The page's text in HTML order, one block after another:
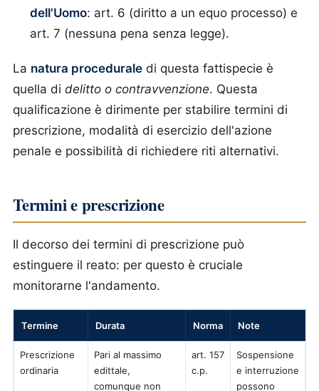
dell'Uomo: art. 6 (diritto a un equo processo) e
art. 7 (nessuna pena senza legge).
La natura procedurale di questa fattispecie è
quella di delitto o contravvenzione. Questa
qualificazione è dirimente per stabilire termini di
prescrizione, modalità di esercizio dell'azione
penale e possibilità di richiedere riti alternativi.
Termini e prescrizione
Il decorso dei termini di prescrizione può
estinguere il reato: per questo è cruciale
monitorarne l'andamento.
Termine Durata Norma Note
Prescrizione
ordinaria
Pari al massimo
edittale,
comunque non
art. 157
c.p.
Sospensione
e interruzione
possono